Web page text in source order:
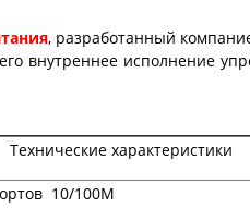
, разработанный
внутреннее исполнение
Технические характеристики
10/100M